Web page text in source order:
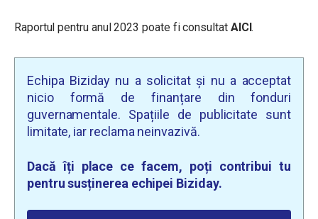
Raportul pentru anul 2023 poate fi consultat AICI.
Echipa Biziday nu a solicitat și nu a acceptat
nicio formă de finanțare din fonduri
guvernamentale. Spațiile de publicitate sunt
limitate, iar reclama neinvazivă.
Dacă îți place ce facem, poți contribui tu
pentru susținerea echipei Biziday.